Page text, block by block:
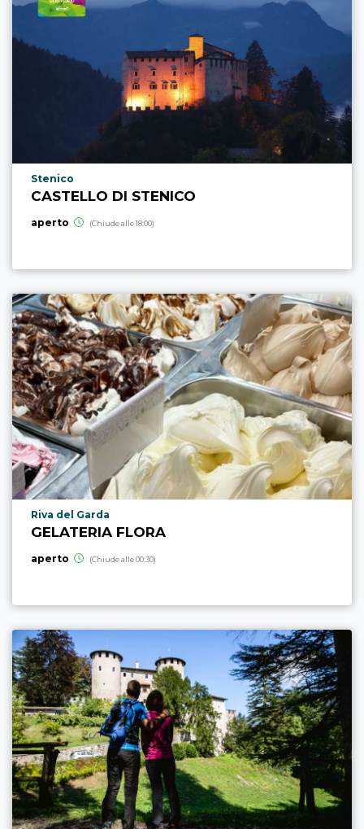
Località punto di interesse
Stenico
CASTELLO DI STENICO
aperto (Chiude alle 18:00)
Località punto di interesse
Riva del Garda
GELATERIA FLORA
aperto (Chiude alle 00:30)